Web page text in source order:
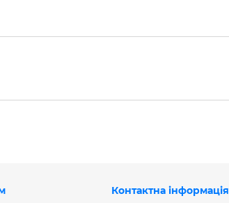
Контактна інформація